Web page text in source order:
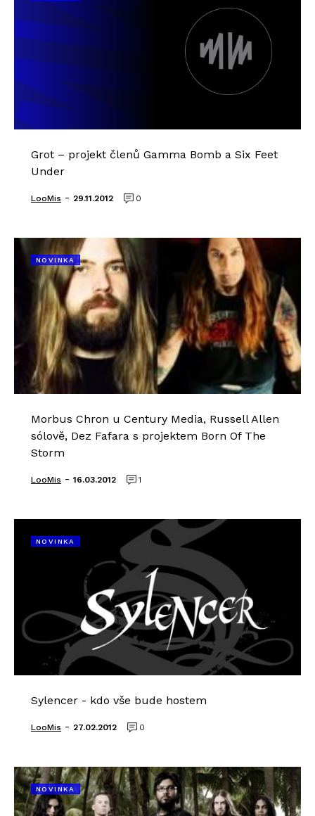
Grot – projekt členů Gamma Bomb a Six Feet
Under
LooMis - 29.11.2012 0
NOVINKA
Morbus Chron u Century Media, Russell Allen
sólově, Dez Fafara s projektem Born Of The
Storm
LooMis - 16.03.2012 1
NOVINKA
Sylencer - kdo vše bude hostem
LooMis - 27.02.2012 0
NOVINKA